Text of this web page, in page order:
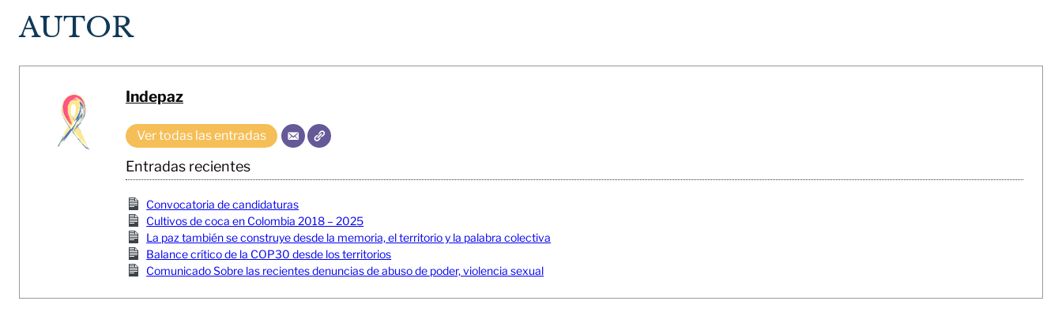
AUTOR
Indepaz
Ver todas las entradas
Entradas recientes
Convocatoria de candidaturas
Cultivos de coca en Colombia 2018 – 2025
La paz también se construye desde la memoria, el territorio y la palabra colectiva
Balance crítico de la COP30 desde los territorios
Comunicado Sobre las recientes denuncias de abuso de poder, violencia sexual